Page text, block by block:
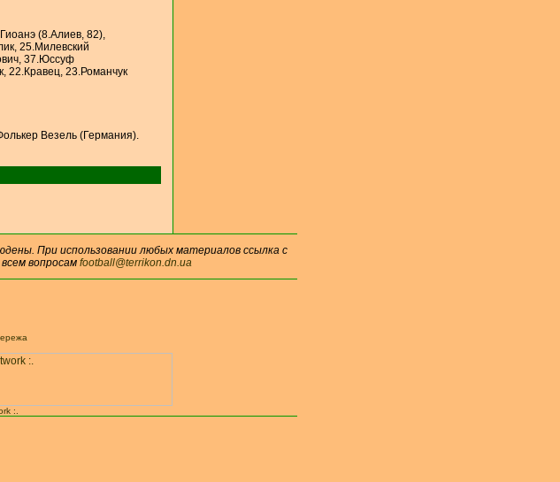
(8.Алиев, 82),
25.Милевский
37.Юссуф
22.Кравец, 23.Романчук
Везель (Германия).
При использовании любых материалов ссылка с
вопросам football@terrikon.dn.ua
:.